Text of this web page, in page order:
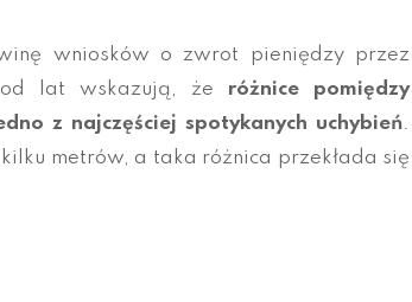
wniosków o zwrot pieniędzy przez
od lat wskazują, że różnice pomiędzy
z najczęściej spotykanych uchybień.
metrów, a taka różnica przekłada się